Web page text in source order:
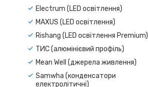
Electrum (LED освітлення)
MAXUS (LED освітлення)
Rishang (LED освітлення Premium)
ТИС (алюмінієвий профіль)
Mean Well (джерела живлення)
Samwha (конденсатори
електролітичні)